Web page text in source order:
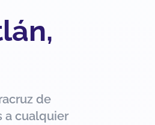
de
a cualquier